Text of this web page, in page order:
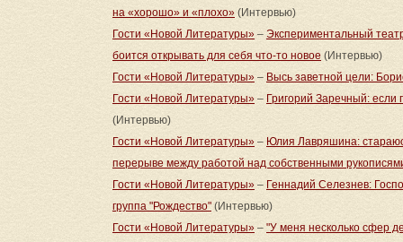
на «хорошо» и «плохо» (Интервью)
Гости «Новой Литературы» – Экспериментальный
боится открывать для себя что-то новое (Интервью)
Гости «Новой Литературы» – Высь заветной цели:
Гости «Новой Литературы» – Григорий Заречный: если
(Интервью)
Гости «Новой Литературы» – Юлия Лавряшина:
перерыве между работой над собственными
Гости «Новой Литературы» – Геннадий Селезнев:
группа "Рождество" (Интервью)
Гости «Новой Литературы» – "У меня несколько сфер